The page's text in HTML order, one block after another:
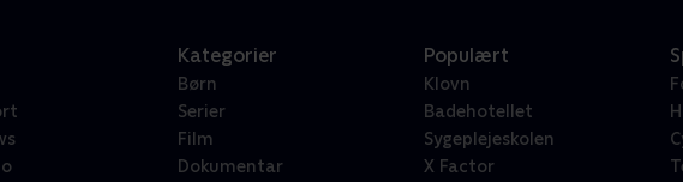
Kategorier
Børn
Serier
Film
Dokumentar
Populært
Klovn
Badehotellet
Sygeplejeskolen
X Factor